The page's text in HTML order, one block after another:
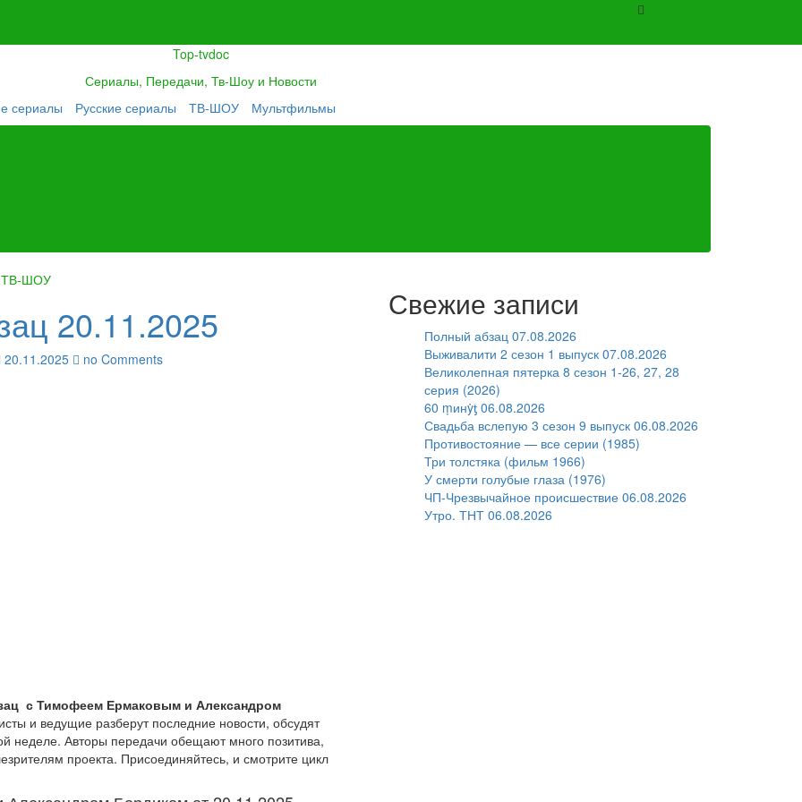
Top-tvdoc
Сериалы, Передачи, Тв-Шоу и Новости
сериалы Русские сериалы ТВ-ШОУ Мультфильмы
ТВ-ШОУ
20.11.2025
20.11.2025 no Comments
с Тимофеем Ермаковым и Александром
и ведущие разберут последние новости, обсудят
неделе. Авторы передачи обещают много позитива,
проекта. Присоединяйтесь, и смотрите цикл
Свежие записи
Полный абзац 07.08.2026
Выживалити 2 сезон 1 выпуск 07.08.2026
Великолепная пятерка 8 сезон 1-26, 27, 28
серия (2026)
60 ṃинẏƫ 06.08.2026
Свадьба вслепую 3 сезон 9 выпуск 06.08.2026
Противостояние — все серии (1985)
Три толстяка (фильм 1966)
У смерти голубые глаза (1976)
ЧП-Чрезвычайное происшествие 06.08.2026
Утро. ТНТ 06.08.2026